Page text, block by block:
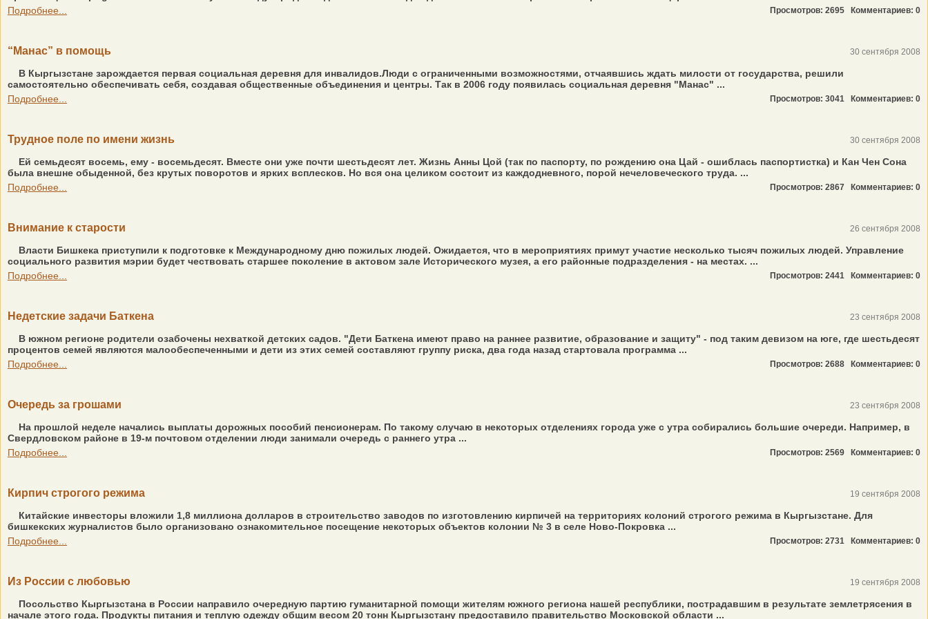
Подробнее...
Просмотров: 2695 Комментариев: 0
“Манас” в помощь 30 сентября 2008
В Кыргызстане зарождается первая социальная деревня для инвалидов.Люди с ограниченными возможностями, отчаявшись ждать милости от государства, решили
самостоятельно обеспечивать себя, создавая общественные объединения и центры. Так в 2006 году появилась социальная деревня "Манас" ...
Подробнее...
Просмотров: 3041 Комментариев: 0
Трудное поле по имени жизнь 30 сентября 2008
Ей семьдесят восемь, ему - восемьдесят. Вместе они уже почти шестьдесят лет. Жизнь Анны Цой (так по паспорту, по рождению она Цай - ошиблась паспортистка) и Кан Чен Сона
была внешне обыденной, без крутых поворотов и ярких всплесков. Но вся она целиком состоит из каждодневного, порой нечеловеческого труда. ...
Подробнее...
Просмотров: 2867 Комментариев: 0
Внимание к старости 26 сентября 2008
Власти Бишкека приступили к подготовке к Международному дню пожилых людей. Ожидается, что в мероприятиях примут участие несколько тысяч пожилых людей. Управление
социального развития мэрии будет чествовать старшее поколение в актовом зале Исторического музея, а его районные подразделения - на местах. ...
Подробнее...
Просмотров: 2441 Комментариев: 0
Недетские задачи Баткена 23 сентября 2008
В южном регионе родители озабочены нехваткой детских садов. "Дети Баткена имеют право на раннее развитие, образование и защиту" - под таким девизом на юге, где шестьдесят
процентов семей являются малообеспеченными и дети из этих семей составляют группу риска, два года назад стартовала программа ...
Подробнее...
Просмотров: 2688 Комментариев: 0
Очередь за грошами 23 сентября 2008
На прошлой неделе начались выплаты дорожных пособий пенсионерам. По такому случаю в некоторых отделениях города уже с утра собирались большие очереди. Например, в
Свердловском районе в 19-м почтовом отделении люди занимали очередь с раннего утра ...
Подробнее...
Просмотров: 2569 Комментариев: 0
Кирпич строгого режима 19 сентября 2008
Китайские инвесторы вложили 1,8 миллиона долларов в строительство заводов по изготовлению кирпичей на территориях колоний строгого режима в Кыргызстане. Для
бишкекских журналистов было организовано ознакомительное посещение некоторых объектов колонии № 3 в селе Ново-Покровка ...
Подробнее...
Просмотров: 2731 Комментариев: 0
Из России с любовью 19 сентября 2008
Посольство Кыргызстана в России направило очередную партию гуманитарной помощи жителям южного региона нашей республики, пострадавшим в результате землетрясения в
начале этого года. Продукты питания и теплую одежду общим весом 20 тонн Кыргызстану предоставило правительство Московской области ...